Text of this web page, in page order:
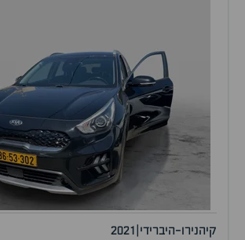
קיהנירו-היברידי 2021